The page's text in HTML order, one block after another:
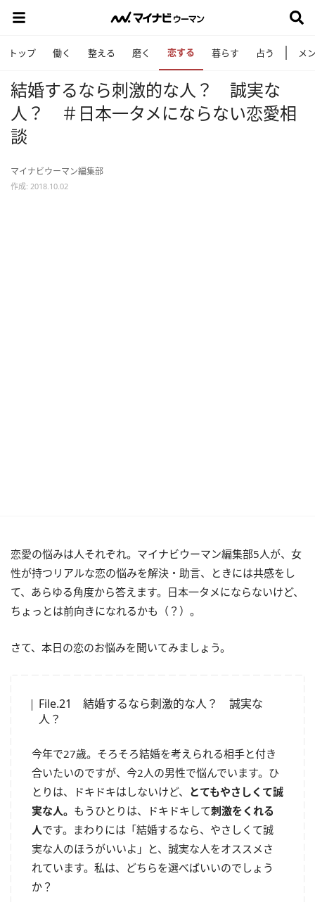
トップ 働く 整える 磨く 恋する 暮らす 占う メ
結婚するなら刺激的な人？ 誠実な
人？ ＃日本一タメにならない恋愛相
談
マイナビウーマン編集部
作成: 2018.10.02
恋愛の悩みは人それぞれ。マイナビウーマン編集部5人が、女
性が持つリアルな恋の悩みを解決・助言、ときには共感をし
て、あらゆる角度から答えます。日本一タメにならないけど、
ちょっとは前向きになれるかも（？）。
さて、本日の恋のお悩みを聞いてみましょう。
File.21 結婚するなら刺激的な人？ 誠実な
人？
今年で27歳。そろそろ結婚を考えられる相手と付き
合いたいのですが、今2人の男性で悩んでいます。ひ
とりは、ドキドキはしないけど、 とてもやさしくて誠
実な人。 もうひとりは、ドキドキして刺激をくれる
人です。まわりには「結婚するなら、やさしくて誠
実な人のほうがいいよ」と、誠実な人をオススメさ
れています。私は、どちらを選べばいいのでしょう
か？